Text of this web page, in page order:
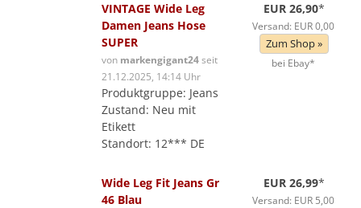
VINTAGE Wide Leg
Damen Jeans Hose
SUPER
von markengigant24seit
21.12.2025, 14:14 Uhr
Produktgruppe: Jeans
Zustand: Neu mit
Etikett
Standort: 12*** DE
EUR 26,90*
Versand: EUR 0,00
Zum Shop »
bei Ebay*
Wide Leg Fit Jeans Gr
46 Blau
EUR 26,99*
Versand: EUR 5,00